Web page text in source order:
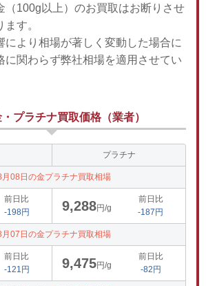
（100g以上）のお買取はお断りさせ
す。
により相場が著しく変動した場合に
に関わらず弊社相場を適用させてい
プラチナ買取価格（業者）
プラチナ
月08日の金プラチナ買取相場
前日比
-198円
9,288円/g
前日比
-187円
月07日の金プラチナ買取相場
前日比
-121円
9,475円/g
前日比
-82円